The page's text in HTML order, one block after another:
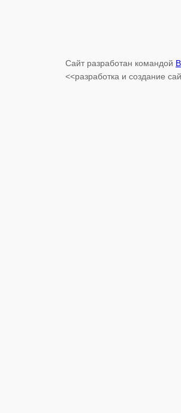
Сайт разработан командой
<<разработка и создание
Конcультация
Telegram